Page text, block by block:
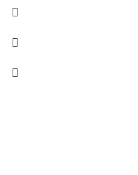
mantener su salud y vitalidad.
de una comida sabrosa y